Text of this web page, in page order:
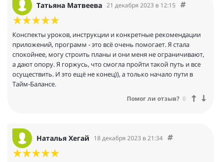
Татьяна Матвеева 21 декабря 2023 в 12:15
Конспекты уроков, инструкции и конкретные рекомендации
приложений, программ - это всё очень помогает. Я стала
спокойнее, могу строить планы и они меня не ограничивают,
а дают опору. Я горжусь, что смогла пройти такой путь и все
осуществить. И это ещё не конец)), а только начало пути в
Тайм-Балансе.
Помог ли отзыв? 0
Наталья Хегай 18 декабря 2023 в 21:34